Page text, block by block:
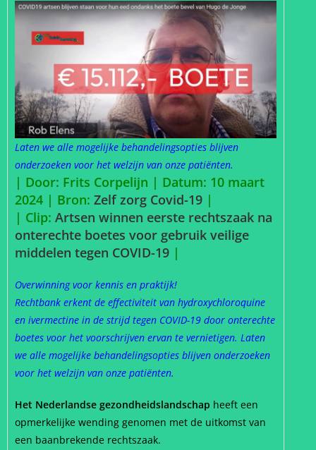
Laten we alle mogelijke behandelingsopties blijven
onderzoeken voor het welzijn van onze patiënten.
| Door: Frits Corpelijn | Datum: 10 maart
2024 | Bron: Zelf zorg Covid-19 |
| Clip: Artsen winnen eerste rechtszaak na
onterechte boetes voor gebruik veilige
middelen tegen COVID-19 |
Overwinning voor kennis en praktijk!
Rechtbank erkent de effectiviteit van hydroxychloroquine
en ivermectine in de strijd tegen COVID-19 door onterechte
boetes voor het voorschrijven ervan te vernietigen. Laten
we alle mogelijke behandelingsopties blijven onderzoeken
voor het welzijn van onze patiënten.
Het Nederlandse gezondheidslandschap heeft een
opmerkelijke wending genomen met de uitkomst van
een baanbrekende rechtszaak.